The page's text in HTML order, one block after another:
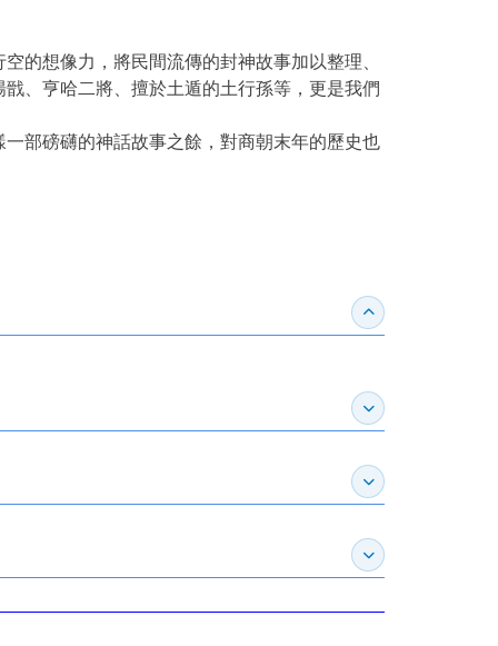
的想像力，將民間流傳的封神故事加以整理、
、亨哈二將、擅於土遁的土行孫等，更是我們
部磅礴的神話故事之餘，對商朝末年的歷史也
收合得獎紀錄
展開作家介紹
展開推薦專區
展開訂購須知